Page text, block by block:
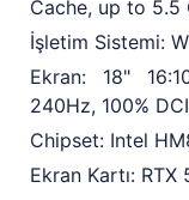
Cache, up to 5.5
İşletim Sistemi:
Ekran: 18"
240Hz, 100%
Chipset: Intel
Ekran Kartı: